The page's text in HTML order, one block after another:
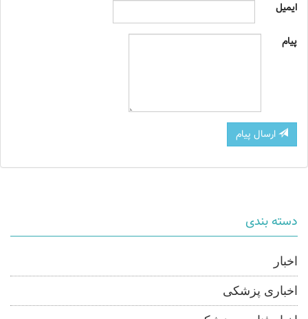
ایمیل
پیام
ارسال پیام
دسته بندی
اخبار
اخباری پزشکی